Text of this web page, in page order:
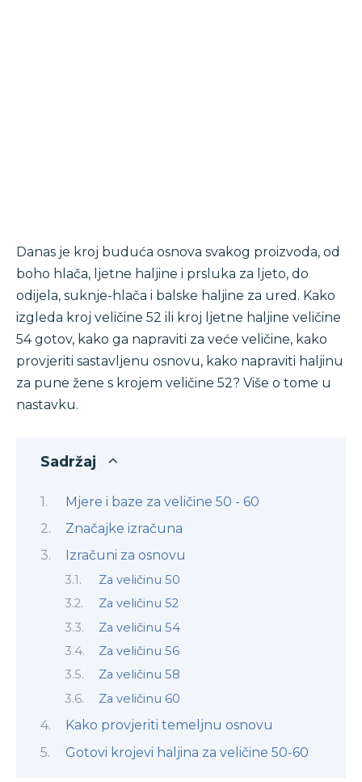
Danas je kroj buduća osnova svakog proizvoda, od
boho hlača, ljetne haljine i prsluka za ljeto, do
odijela, suknje-hlača i balske haljine za ured. Kako
izgleda kroj veličine 52 ili kroj ljetne haljine veličine
54 gotov, kako ga napraviti za veće veličine, kako
provjeriti sastavljenu osnovu, kako napraviti haljinu
za pune žene s krojem veličine 52? Više o tome u
nastavku.
Sadržaj
Mjere i baze za veličine 50 - 60
Značajke izračuna
Izračuni za osnovu
Za veličinu 50
Za veličinu 52
Za veličinu 54
Za veličinu 56
Za veličinu 58
Za veličinu 60
Kako provjeriti temeljnu osnovu
Gotovi krojevi haljina za veličine 50-60